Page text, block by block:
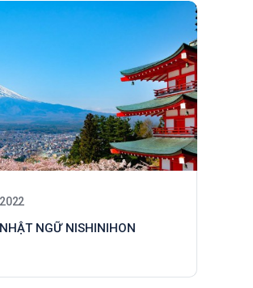
NGỮ NISHINIHON